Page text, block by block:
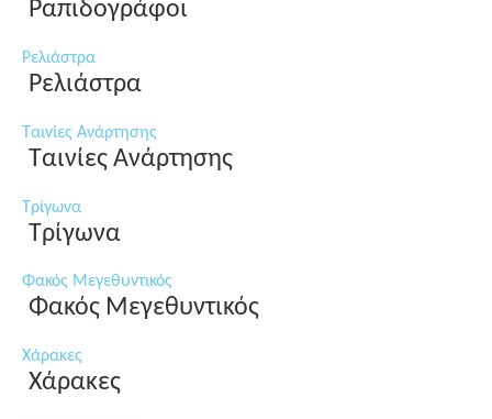
Ραπιδογράφοι
Ρελιάστρα
Ρελιάστρα
Ταινίες Ανάρτησης
Ταινίες Ανάρτησης
Τρίγωνα
Τρίγωνα
Φακός Μεγεθυντικός
Φακός Μεγεθυντικός
Χάρακες
Χάρακες